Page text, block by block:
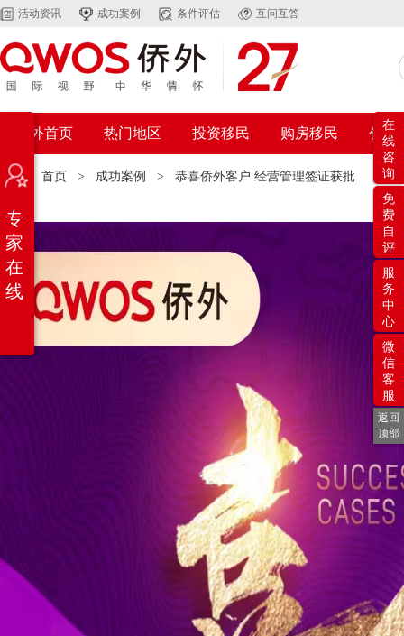
活动资讯 成功案例 条件评估 互问互答
侨外首页 热门地区 投资移民 购房移民 创业
位置： 首页 > 成功案例 > 恭喜侨外客户 经营管理签证获批
专
家
在
线
在
线
咨
询
免
费
自
评
服
务
中
心
微
信
客
服
返回
顶部